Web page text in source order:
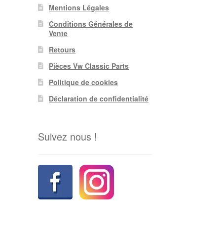
Mentions Légales
Conditions Générales de
Vente
Retours
Pièces Vw Classic Parts
Politique de cookies
Déclaration de confidentialité
Suivez nous !